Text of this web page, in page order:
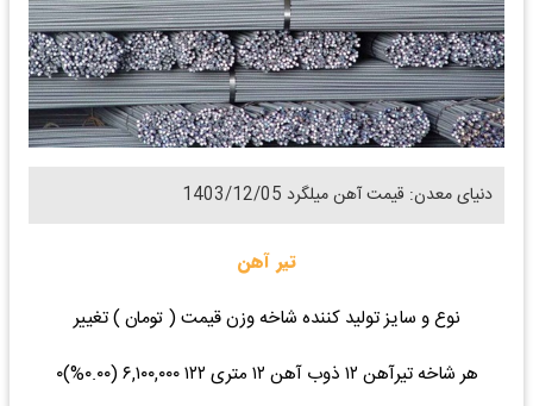
دنیای معدن: قیمت آهن میلگرد 1403/12/05
تیر آهن
نوع و سایز تولید کننده شاخه وزن قیمت ( تومان ) تغییر
هر شاخه تیرآهن ۱۲ ذوب آهن ۱۲ متری ۱۲۲ ۶,۱۰۰,۰۰۰ (۰.۰۰%)۰